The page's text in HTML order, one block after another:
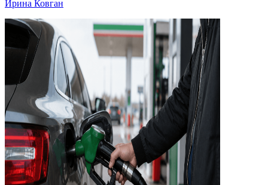
Ирина Ковган